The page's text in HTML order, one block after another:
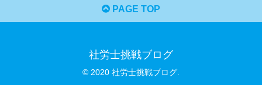
PAGE TOP
社労士挑戦ブログ
© 2020 社労士挑戦ブログ.